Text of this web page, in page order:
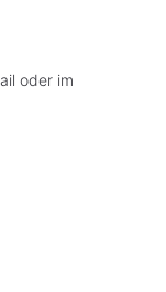
oder im